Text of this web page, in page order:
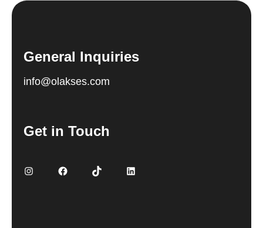
General Inquiries
info@olakses.com
Get in Touch
InstagramFacebookTikTok LinkedIn